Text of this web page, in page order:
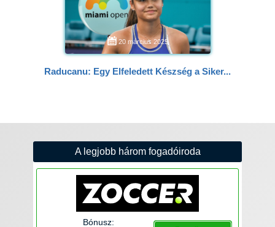
20 március 2025
Raducanu: Egy Elfeledett Készség a Siker...
A legjobb három fogadóiroda
Bónusz: